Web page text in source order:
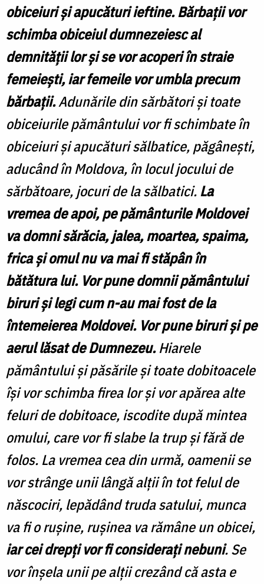
obiceiuri şi apucături ieftine.Bărbaţii vor
schimba obiceiul dumnezeiesc al
demnităţii lor şi se vor acoperi în straie
femeieşti, iar femeile vor umbla precum
bărbaţii.Adunările din sărbători şi toate
obiceiurile pământului vor fi schimbate în
obiceiuri şi apucături sălbatice, păgâneşti,
aducând în Moldova, în locul jocului de
sărbătoare, jocuri de la sălbatici.La
vremea de apoi, pe pământurile Moldovei
va domni sărăcia, jalea, moartea, spaima,
frica şi omul nu va mai fi stăpân în
bătătura lui. Vor pune domnii pământului
biruri şi legi cum n-au mai fost de la
întemeierea Moldovei. Vor pune biruri şi pe
aerul lăsat de Dumnezeu.Hiarele
pământului şi păsările şi toate dobitoacele
îşi vor schimba firea lor şi vor apărea alte
feluri de dobitoace, iscodite după mintea
omului, care vor fi slabe la trup şi fără de
folos. La vremea cea din urmă, oamenii se
vor strânge unii lângă alţii în tot felul de
născociri, lepădând truda satului, munca
va fi o ruşine, ruşinea va rămâne un obicei,
iar cei drepţi vor fi consideraţi nebuni. Se
vor înşela unii pe alţii crezând că asta e